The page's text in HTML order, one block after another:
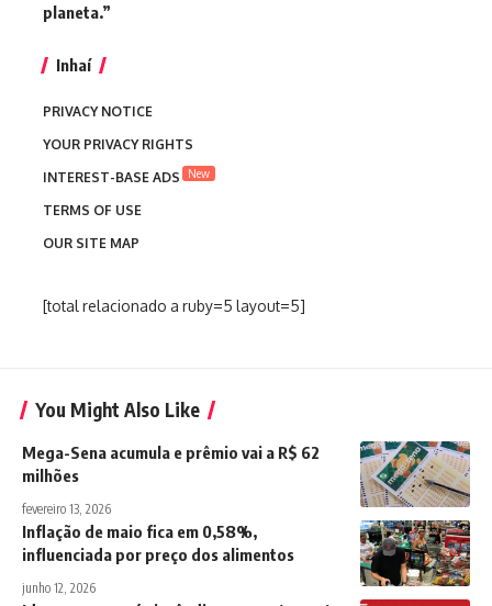
planeta.”
Inhaí
PRIVACY NOTICE
YOUR PRIVACY RIGHTS
INTEREST-BASE ADS
New
TERMS OF USE
OUR SITE MAP
[total relacionado a ruby=5 layout=5]
You Might Also Like
Mega-Sena acumula e prêmio vai a R$ 62
milhões
fevereiro 13, 2026
Inflação de maio fica em 0,58%,
influenciada por preço dos alimentos
junho 12, 2026